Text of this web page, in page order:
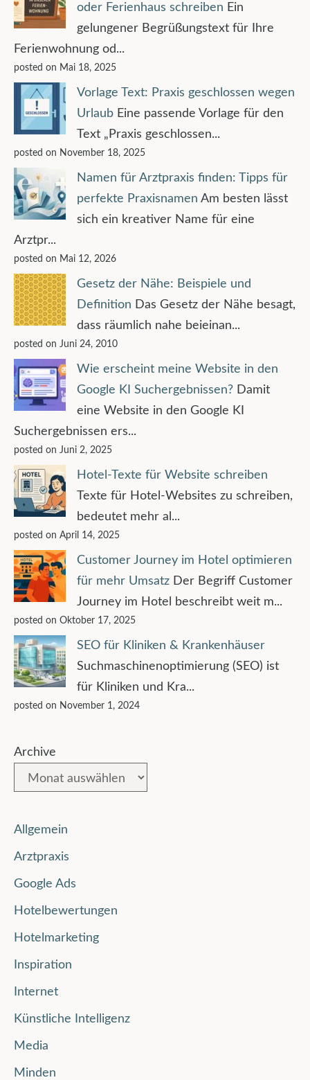
oder Ferienhaus schreiben Ein
gelungener Begrüßungstext für Ihre
Ferienwohnung od...
posted on Mai 18, 2025
Vorlage Text: Praxis geschlossen wegen
Urlaub Eine passende Vorlage für den
Text „Praxis geschlossen...
posted on November 18, 2025
Namen für Arztpraxis finden: Tipps für
perfekte Praxisnamen Am besten lässt
sich ein kreativer Name für eine
Arztpr...
posted on Mai 12, 2026
Gesetz der Nähe: Beispiele und
Definition Das Gesetz der Nähe besagt,
dass räumlich nahe beieinan...
posted on Juni 24, 2010
Wie erscheint meine Website in den
Google KI Suchergebnissen? Damit
eine Website in den Google KI
Suchergebnissen ers...
posted on Juni 2, 2025
Hotel-Texte für Website schreiben
Texte für Hotel-Websites zu schreiben,
bedeutet mehr al...
posted on April 14, 2025
Customer Journey im Hotel optimieren
für mehr Umsatz Der Begriff Customer
Journey im Hotel beschreibt weit m...
posted on Oktober 17, 2025
SEO für Kliniken & Krankenhäuser
Suchmaschinenoptimierung (SEO) ist
für Kliniken und Kra...
posted on November 1, 2024
Archive
Allgemein
Arztpraxis
Google Ads
Hotelbewertungen
Hotelmarketing
Inspiration
Internet
Künstliche Intelligenz
Media
Minden